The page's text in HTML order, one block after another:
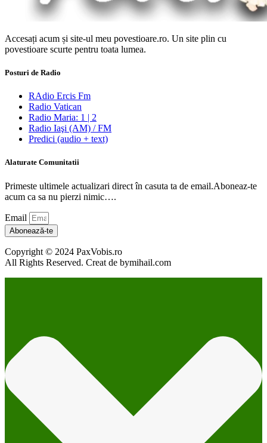
Accesați acum și site-ul meu povestioare.ro. Un site plin cu
povestioare scurte pentru toata lumea.
Posturi de Radio
RAdio Ercis Fm
Radio Vatican
Radio Maria: 1 | 2
Radio Iaşi (AM) / FM
Predici (audio + text)
Alaturate Comunitatii
Primeste ultimele actualizari direct în casuta ta de email.Aboneaz-te
acum ca sa nu pierzi nimic….
Email
Abonează-te
Copyright © 2024 PaxVobis.ro
All Rights Reserved. Creat de bymihail.com